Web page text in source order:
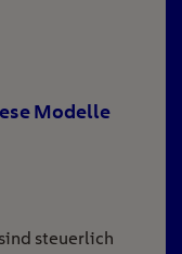
Modelle
steuerlich